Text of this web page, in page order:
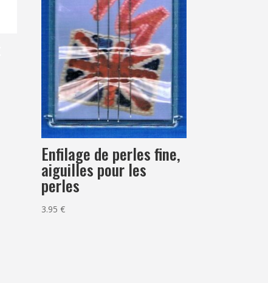
Enfilage de perles fine,
aiguilles pour les
perles
3.95€